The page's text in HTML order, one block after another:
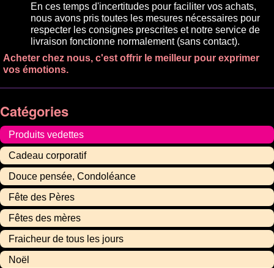
En ces temps d'incertitudes pour faciliter vos achats,
nous avons pris toutes les mesures nécessaires pour
respecter les consignes prescrites et notre service de
livraison fonctionne normalement (sans contact).
Acheter chez nous, c'est offrir le meilleur pour exprimer
vos émotions.
Catégories
Produits vedettes
Cadeau corporatif
Douce pensée, Condoléance
Fête des Pères
Fêtes des mères
Fraicheur de tous les jours
Noël